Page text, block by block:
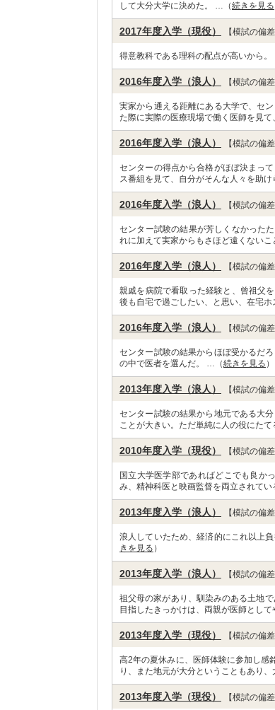
して大分大学に決めた。 …（続きを見る
2017年度入学（現役） 【模試の偏
得意教科である理科の配点が高いから
2016年度入学（浪人） 【模試の偏
実家から通える距離にある大学で、セ
た際に実際の医療現場で働く医師を見
2016年度入学（浪人） 【模試の偏
センターの得点から合格がほぼ決まっ
ス番組を見て、自分がそんな人々を助
2016年度入学（浪人） 【模試の偏
センター試験の結果が芳しくなかった
れに加えて実家からもさほど遠くない
2016年度入学（浪人） 【模試の偏
親戚を病院で看取った経験と、曾祖父
後も自宅で過ごしたい、と思い、在宅
2016年度入学（浪人） 【模試の偏
センター試験の結果からほぼ受かるだ
の中で医者を選んだ。 …（続きを見る ）
2013年度入学（浪人） 【模試の偏
センター試験の結果から地元である大
ことが大きい。ただ単純に人の役にた
2010年度入学（現役） 【模試の偏
国立大学医学部であればどこでも良か
み、精神科医と映画監督を両立されて
2013年度入学（浪人） 【模試の偏
浪人していたため、経済的にこれ以上
きを見る ）
2013年度入学（浪人） 【模試の偏
祖父母の家があり、馴染みのある土地
目指したきっかけは、両親が医師とし
2013年度入学（現役） 【模試の偏
高2年の夏休みに、医師体験に参加し感
り、また地元が大分ということもあり
2013年度入学（現役） 【模試の偏